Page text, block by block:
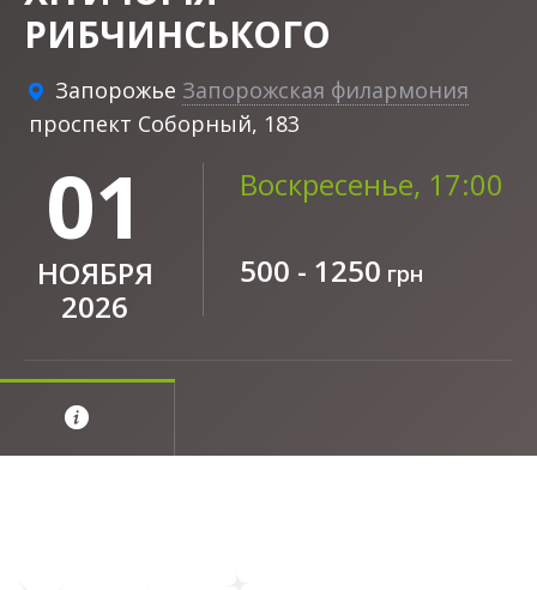
РИБЧИНСЬКОГО
Запорожье Запорожская филармония
проспект Соборный, 183
01
НОЯБРЯ
2026
Воскресенье, 17:00
500 - 1250 грн